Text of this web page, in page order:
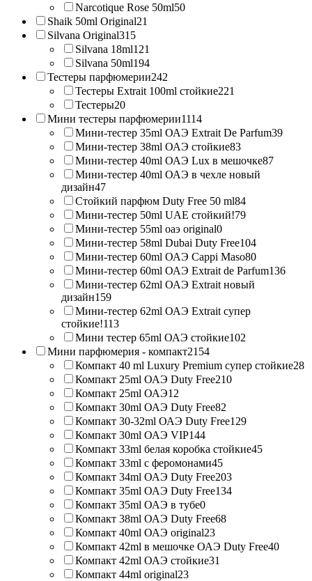
Narcotique Rose 50ml50
Shaik 50ml Original21
Silvana Original315
Silvana 18ml121
Silvana 50ml194
Тестеры парфюмерии242
Тестеры Extrait 100ml стойкие221
Тестеры20
Мини тестеры парфюмерии1114
Мини-тестер 35ml ОАЭ Extrait De Parfum39
Мини-тестер 38ml ОАЭ стойкие83
Мини-тестер 40ml ОАЭ Lux в мешочке87
Мини-тестер 40ml ОАЭ в чехле новый
дизайн47
Стойкий парфюм Duty Free 50 ml84
Мини-тестер 50ml UAE стойкий!79
Мини-тестер 55ml оаэ original0
Мини-тестер 58ml Dubai Duty Free104
Мини-тестер 60ml ОАЭ Cappi Maso80
Мини-тестер 60ml ОАЭ Extrait de Parfum136
Мини-тестер 62ml ОАЭ Extrait новый
дизайн159
Мини-тестер 62ml ОАЭ Extrait супер
стойкие!113
Мини тестер 65ml ОАЭ стойкие102
Мини парфюмерия - компакт2154
Компакт 40 ml Luxury Premium супер стойкие28
Компакт 25ml ОАЭ Duty Free210
Компакт 25ml ОАЭ12
Компакт 30ml ОАЭ Duty Free82
Компакт 30-32ml ОАЭ Duty Free129
Компакт 30ml ОАЭ VIP144
Компакт 33ml белая коробка стойкие45
Компакт 33ml с феромонами45
Компакт 34ml ОАЭ Duty Free203
Компакт 35ml ОАЭ Duty Free134
Компакт 35ml ОАЭ в тубе0
Компакт 38ml ОАЭ Duty Free68
Компакт 40ml ОАЭ original23
Компакт 42ml в мешочке ОАЭ Duty Free40
Компакт 42ml ОАЭ стойкие31
Компакт 44ml original23